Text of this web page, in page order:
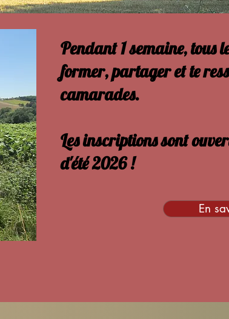
Pendant 1 semaine, tous
former, partager et te
camarades.
Les inscriptions sont
d'été 2026 !
En